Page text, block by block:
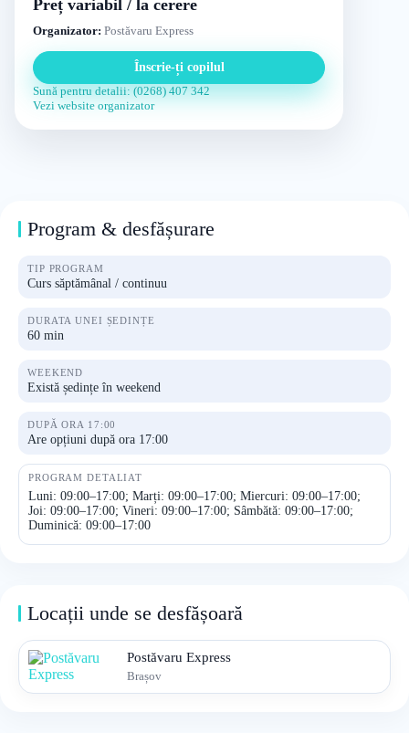
Preț variabil / la cerere
Organizator: Postăvaru Express
Înscrie-ți copilul
Sună pentru detalii: (0268) 407 342
Vezi website organizator
Program & desfășurare
TIP PROGRAM
Curs săptămânal / continuu
DURATA UNEI ȘEDINȚE
60 min
WEEKEND
Există ședințe în weekend
DUPĂ ORA 17:00
Are opțiuni după ora 17:00
PROGRAM DETALIAT
Luni: 09:00–17:00; Marți: 09:00–17:00; Miercuri: 09:00–17:00;
Joi: 09:00–17:00; Vineri: 09:00–17:00; Sâmbătă: 09:00–17:00;
Duminică: 09:00–17:00
Locații unde se desfășoară
Postăvaru Express
Brașov